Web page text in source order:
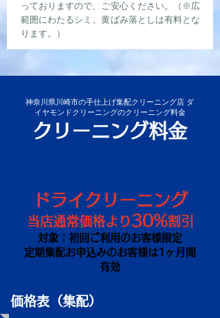
っておりますので、ご安心ください。（※広
範囲にわたるシミ、黄ばみ落としは有料とな
ります。）
神奈川県川崎市の手仕上げ集配クリーニング店 ダ
イヤモンドクリーニングのクリーニング料金
クリーニング料金
ドライクリーニング
当店通常価格より30%割引
対象：初回ご利用のお客様限定
定期集配お申込みのお客様は1ヶ月間
有効
価格表（集配）